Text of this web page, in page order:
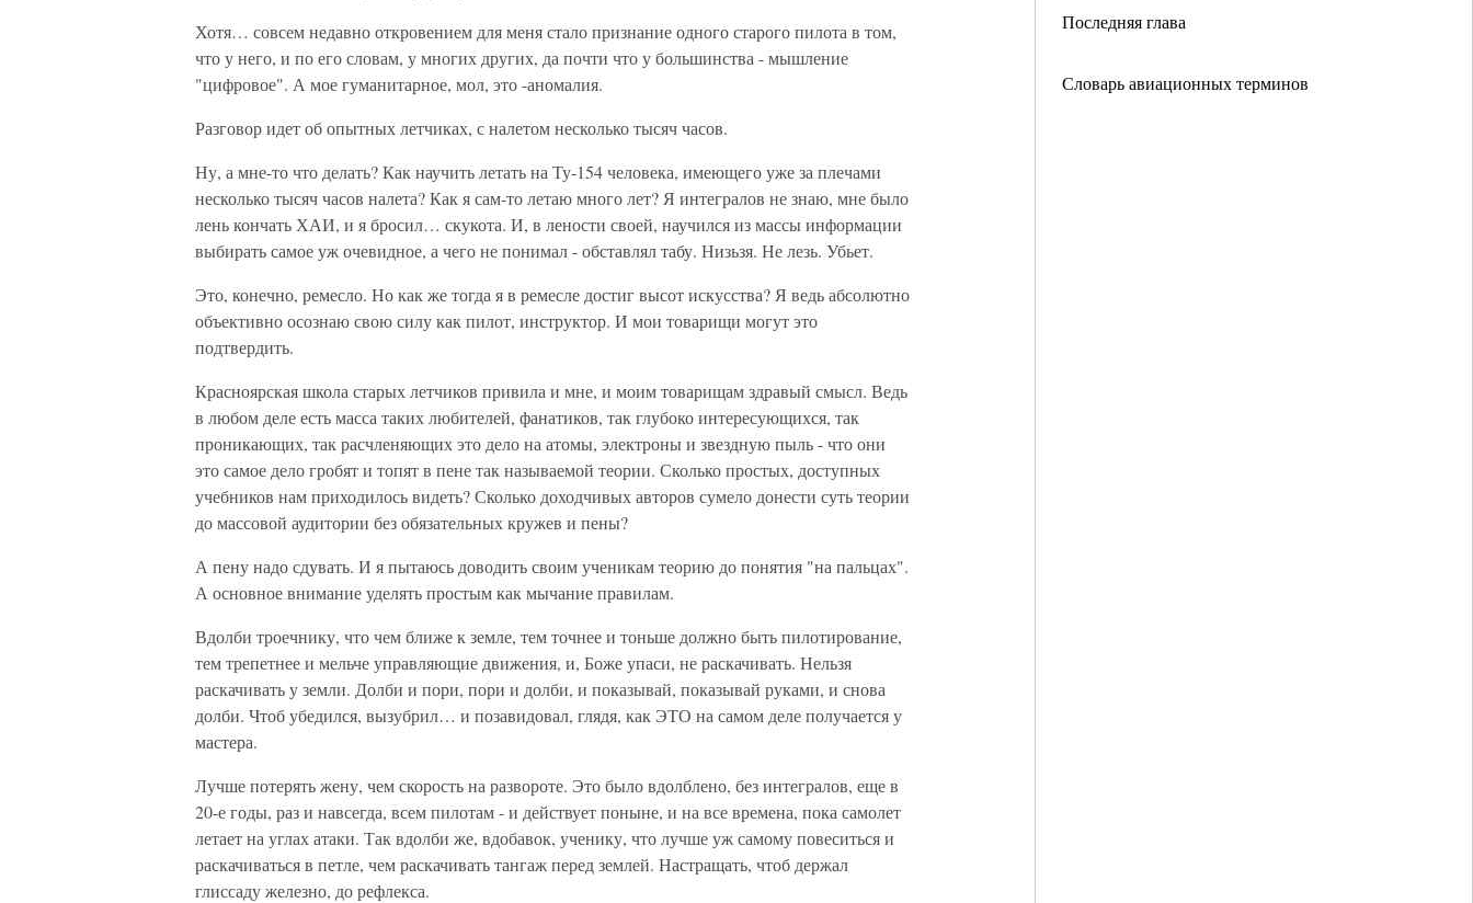
Последняя глава
Словарь авиационных терминов
Хотя… совсем недавно откровением для меня стало признание одного старого пилота в том,
что у него, и по его словам, у многих других, да почти что у большинства - мышление
"цифровое". А мое гуманитарное, мол, это -аномалия.
Разговор идет об опытных летчиках, с налетом несколько тысяч часов.
Ну, а мне-то что делать? Как научить летать на Ту-154 человека, имеющего уже за плечами
несколько тысяч часов налета? Как я сам-то летаю много лет? Я интегралов не знаю, мне было
лень кончать ХАИ, и я бросил… скукота. И, в лености своей, научился из массы информации
выбирать самое уж очевидное, а чего не понимал - обставлял табу. Низьзя. Не лезь. Убьет.
Это, конечно, ремесло. Но как же тогда я в ремесле достиг высот искусства? Я ведь абсолютно
объективно осознаю свою силу как пилот, инструктор. И мои товарищи могут это
подтвердить.
Красноярская школа старых летчиков привила и мне, и моим товарищам здравый смысл. Ведь
в любом деле есть масса таких любителей, фанатиков, так глубоко интересующихся, так
проникающих, так расчленяющих это дело на атомы, электроны и звездную пыль - что они
это самое дело гробят и топят в пене так называемой теории. Сколько простых, доступных
учебников нам приходилось видеть? Сколько доходчивых авторов сумело донести суть теории
до массовой аудитории без обязательных кружев и пены?
А пену надо сдувать. И я пытаюсь доводить своим ученикам теорию до понятия "на пальцах".
А основное внимание уделять простым как мычание правилам.
Вдолби троечнику, что чем ближе к земле, тем точнее и тоньше должно быть пилотирование,
тем трепетнее и мельче управляющие движения, и, Боже упаси, не раскачивать. Нельзя
раскачивать у земли. Долби и пори, пори и долби, и показывай, показывай руками, и снова
долби. Чтоб убедился, вызубрил… и позавидовал, глядя, как ЭТО на самом деле получается у
мастера.
Лучше потерять жену, чем скорость на развороте. Это было вдолблено, без интегралов, еще в
20-е годы, раз и навсегда, всем пилотам - и действует поныне, и на все времена, пока самолет
летает на углах атаки. Так вдолби же, вдобавок, ученику, что лучше уж самому повеситься и
раскачиваться в петле, чем раскачивать тангаж перед землей. Настращать, чтоб держал
глиссаду железно, до рефлекса.